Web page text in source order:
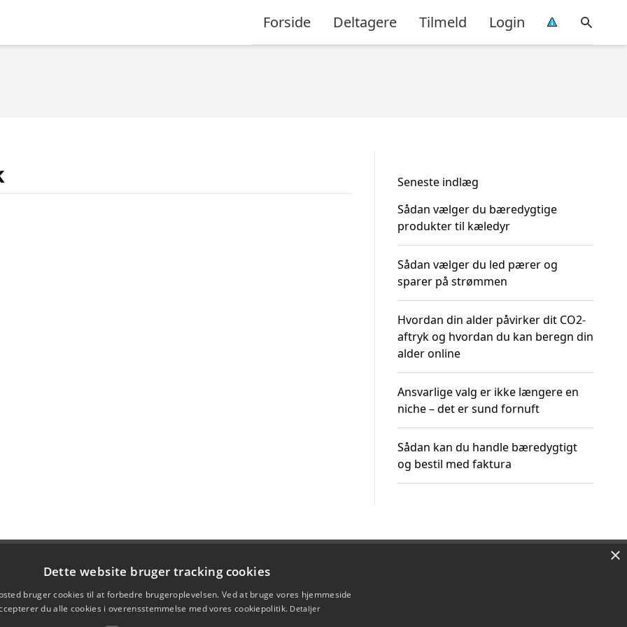
Forside Deltagere Tilmeld Login
Seneste indlæg
Sådan vælger du bæredygtige
produkter til kæledyr
Sådan vælger du led pærer og
sparer på strømmen
Hvordan din alder påvirker dit CO2-
aftryk og hvordan du kan beregn din
alder online
Ansvarlige valg er ikke længere en
niche – det er sund fornuft
Sådan kan du handle bæredygtigt
og bestil med faktura
×
Dette website bruger tracking cookies
bruger cookies til at forbedre brugeroplevelsen. Ved at bruge vores hjemmeside
du alle cookies i overensstemmelse med vores cookiepolitik. Detaljer